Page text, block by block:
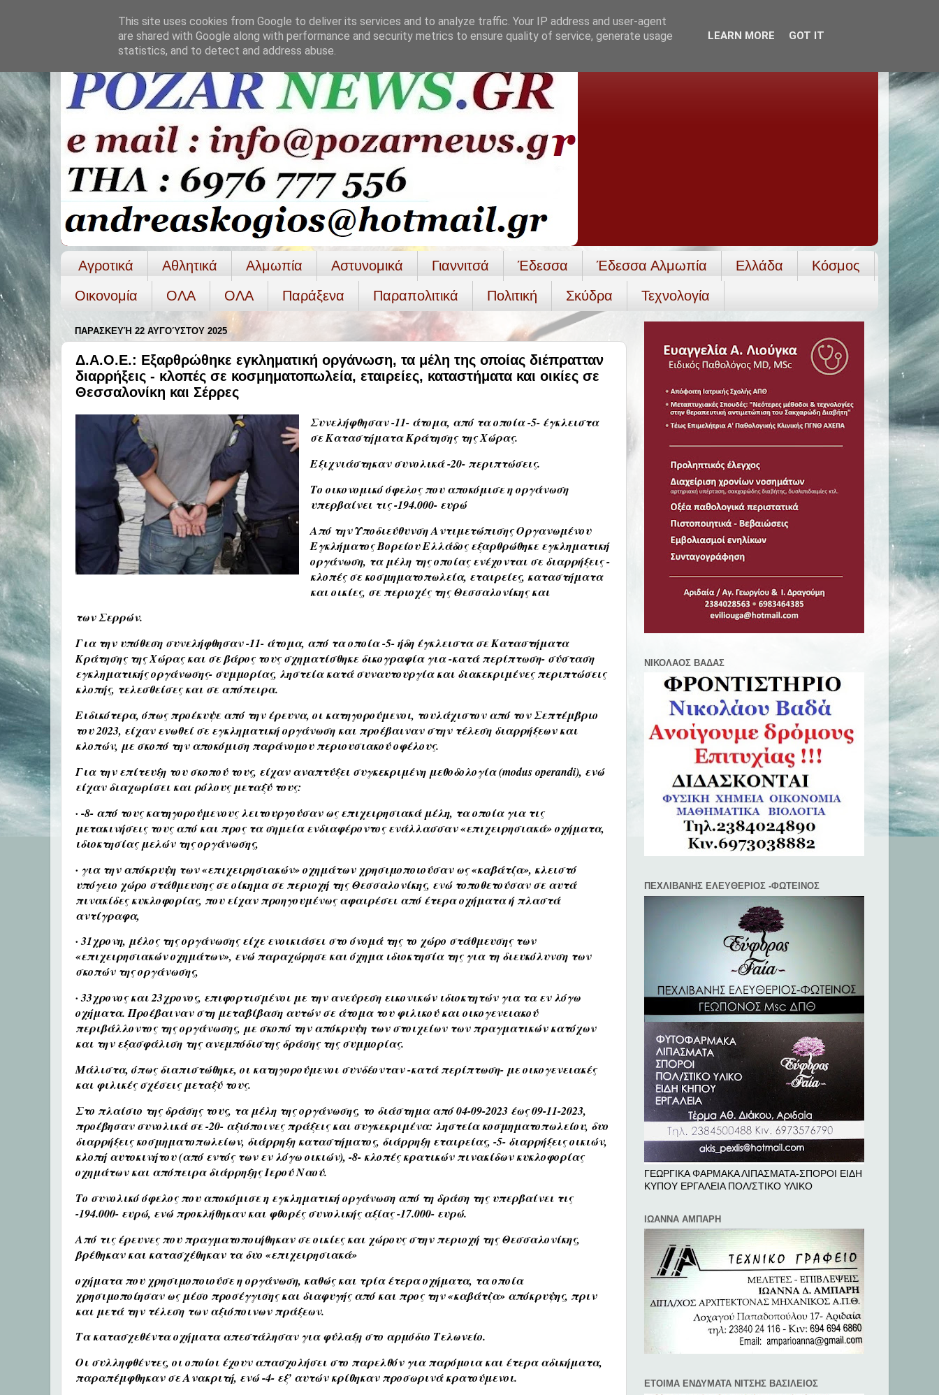
Αγροτικά Αθλητικά Αλμωπία Αστυνομικά Γιαννιτσά Έδεσσα Έδεσσα Αλμωπία Ελλάδα
Κόσμος
Οικονομία
ΟΛΑ ΟΛA Παράξενα Παραπολιτικά Πολιτική Σκύδρα Τεχνολογία
ΠΑΡΑΣΚΕΥΉ 22 ΑΥΓΟΎΣΤΟΥ 2025
Δ.Α.Ο.Ε.: Εξαρθρώθηκε εγκληματική οργάνωση, τα μέλη της οποίας διέπρατταν
διαρρήξεις - κλοπές σε κοσμηματοπωλεία, εταιρείες, καταστήματα και οικίες σε
Θεσσαλονίκη και Σέρρες
Συνελήφθησαν -11- άτομα, από τα οποία -5- έγκλειστα
σε Καταστήματα Κράτησης της Χώρας.
Εξιχνιάστηκαν συνολικά -20- περιπτώσεις.
Το οικονομικό όφελος που αποκόμισε η οργάνωση
υπερβαίνει τις -194.000- ευρώ
Από την Υποδιεύθυνση Αντιμετώπισης Οργανωμένου
Εγκλήματος Βορείου Ελλάδος εξαρθρώθηκε εγκληματική
οργάνωση, τα μέλη της οποίας ενέχονται σε διαρρήξεις -
κλοπές σε κοσμηματοπωλεία, εταιρείες, καταστήματα
και οικίες, σε περιοχές της Θεσσαλονίκης και
των Σερρών.
Για την υπόθεση συνελήφθησαν -11- άτομα, από τα οποία -5- ήδη έγκλειστα σε Καταστήματα
Κράτησης της Χώρας και σε βάρος τους σχηματίσθηκε δικογραφία για -κατά περίπτωση- σύσταση
εγκληματικής οργάνωσης- συμμορίας, ληστεία κατά συναυτουργία και διακεκριμένες περιπτώσεις
κλοπής, τελεσθείσες και σε απόπειρα.
Ειδικότερα, όπως προέκυψε από την έρευνα, οι κατηγορούμενοι, τουλάχιστον από τον Σεπτέμβριο
του 2023, είχαν ενωθεί σε εγκληματική οργάνωση και προέβαιναν στην τέλεση διαρρήξεων και
κλοπών, με σκοπό την αποκόμιση παράνομου περιουσιακού οφέλους.
Για την επίτευξη του σκοπού τους, είχαν αναπτύξει συγκεκριμένη μεθοδολογία (modus operandi), ενώ
είχαν διαχωρίσει και ρόλους μεταξύ τους:
· -8- από τους κατηγορούμενους λειτουργούσαν ως επιχειρησιακά μέλη, τα οποία για τις
μετακινήσεις τους από και προς τα σημεία ενδιαφέροντος ενάλλασσαν «επιχειρησιακά» οχήματα,
ιδιοκτησίας μελών της οργάνωσης,
· για την απόκρυψη των «επιχειρησιακών» οχημάτων χρησιμοποιούσαν ως «καβάτζα», κλειστό
υπόγειο χώρο στάθμευσης σε οίκημα σε περιοχή της Θεσσαλονίκης, ενώ τοποθετούσαν σε αυτά
πινακίδες κυκλοφορίας, που είχαν προηγουμένως αφαιρέσει από έτερα οχήματα ή πλαστά
αντίγραφα,
· 31χρονη, μέλος της οργάνωσης είχε ενοικιάσει στο όνομά της το χώρο στάθμευσης των
«επιχειρησιακών οχημάτων», ενώ παραχώρησε και όχημα ιδιοκτησία της για τη διευκόλυνση των
σκοπών της οργάνωσης,
· 33χρονος και 23χρονος, επιφορτισμένοι με την ανεύρεση εικονικών ιδιοκτητών για τα εν λόγω
οχήματα. Προέβαιναν στη μεταβίβαση αυτών σε άτομα του φιλικού και οικογενειακού
περιβάλλοντος της οργάνωσης, με σκοπό την απόκρυψη των στοιχείων των πραγματικών κατόχων
και την εξασφάλιση της ανεμπόδιστης δράσης της συμμορίας.
Μάλιστα, όπως διαπιστώθηκε, οι κατηγορούμενοι συνδέονταν -κατά περίπτωση- με οικογενειακές
και φιλικές σχέσεις μεταξύ τους.
Στο πλαίσιο της δράσης τους, τα μέλη της οργάνωσης, το διάστημα από 04-09-2023 έως 09-11-2023,
προέβησαν συνολικά σε -20- αξιόποινες πράξεις και συγκεκριμένα: ληστεία κοσμηματοπωλείου, δυο
διαρρήξεις κοσμηματοπωλείων, διάρρηξη καταστήματος, διάρρηξη εταιρείας, -5- διαρρήξεις οικιών,
κλοπή αυτοκινήτου (από εντός των εν λόγω οικιών), -8- κλοπές κρατικών πινακίδων κυκλοφορίας
οχημάτων και απόπειρα διάρρηξης Ιερού Ναού.
Το συνολικό όφελος που αποκόμισε η εγκληματική οργάνωση από τη δράση της υπερβαίνει τις
-194.000- ευρώ, ενώ προκλήθηκαν και φθορές συνολικής αξίας -17.000- ευρώ.
Από τις έρευνες που πραγματοποιήθηκαν σε οικίες και χώρους στην περιοχή της Θεσσαλονίκης,
βρέθηκαν και κατασχέθηκαν τα δυο «επιχειρησιακά»
οχήματα που χρησιμοποιούσε η οργάνωση, καθώς και τρία έτερα οχήματα, τα οποία
χρησιμοποίησαν ως μέσο προσέγγισης και διαφυγής από και προς την «καβάτζα» απόκρυψης, πριν
και μετά την τέλεση των αξιόποινων πράξεων.
Τα κατασχεθέντα οχήματα απεστάλησαν για φύλαξη στο αρμόδιο Τελωνείο.
Οι συλληφθέντες, οι οποίοι έχουν απασχολήσει στο παρελθόν για παρόμοια και έτερα αδικήματα,
παραπέμφθηκαν σε Ανακριτή, ενώ -4- εξ’ αυτών κρίθηκαν προσωρινά κρατούμενοι.
ΝΙΚΟΛΑΟΣ ΒΑΔΑΣ
ΠΕΧΛΙΒANΗΣ ΕΛΕΥΘΕΡΙΟΣ -ΦΩΤΕΙΝΟΣ
ΓΕΩΡΓΙΚΑ ΦΑΡΜΑΚΑ ΛΙΠΑΣΜΑΤΑ-ΣΠΟΡΟΙ ΕΙΔΗ
ΚΥΠΟΥ ΕΡΓΑΛΕΙΑ ΠΟΛ/ΣΤΙΚΟ ΥΛΙΚΟ
ΙΩΑΝΝΑ ΑΜΠΑΡΗ
ΕΤΟΙΜΑ ΕΝΔΥΜΑΤΑ ΝΙΤΣΗΣ ΒΑΣΙΛΕΙΟΣ
This site uses cookies from Google to deliver its services and to analyze traffic. Your IP address and user-agent
are shared with Google along with performance and security metrics to ensure quality of service, generate usage
statistics, and to detect and address abuse.
LEARN MORE GOT IT